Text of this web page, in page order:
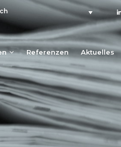
Referenzen Aktuelles